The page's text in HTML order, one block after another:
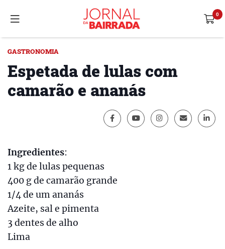
GASTRONOMIA
Espetada de lulas com
camarão e ananás
Ingredientes:
1 kg de lulas pequenas
400 g de camarão grande
1/4 de um ananás
Azeite, sal e pimenta
3 dentes de alho
Lima